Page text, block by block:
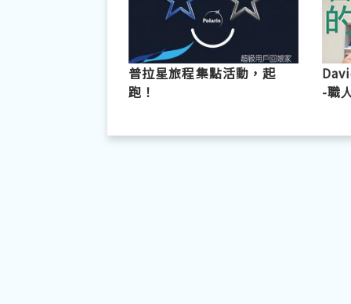
普拉星旅程集點活動，起
跑！
-職